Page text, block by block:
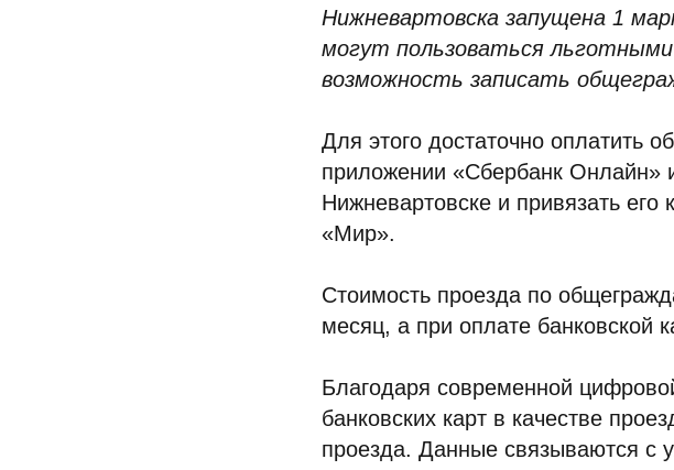
Нижневартовска запущена 1
могут пользоваться
возможность записать
Для этого достаточно оплатить
приложении «Сбербанк Онлайн»
Нижневартовске и привязать его
«Мир».
Стоимость проезда по
месяц, а при оплате банковской
Благодаря современной
банковских карт в качестве
проезда. Данные связываются с